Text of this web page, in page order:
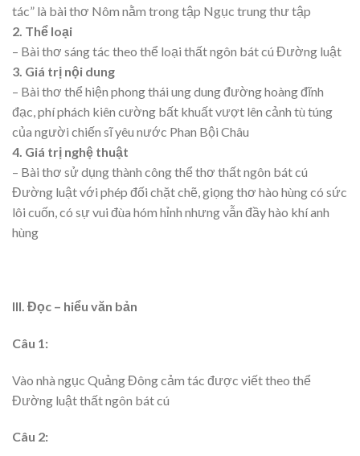
tác” là bài thơ Nôm nằm trong tập Ngục trung thư tập
2. Thể loại
– Bài thơ sáng tác theo thể loại thất ngôn bát cú Đường luật
3. Giá trị nội dung
– Bài thơ thể hiện phong thái ung dung đường hoàng đĩnh
đạc, phí phách kiên cường bất khuất vượt lên cảnh tù túng
của người chiến sĩ yêu nước Phan Bội Châu
4. Giá trị nghệ thuật
– Bài thơ sử dụng thành công thể thơ thất ngôn bát cú
Đường luật với phép đối chặt chẽ, giọng thơ hào hùng có sức
lôi cuốn, có sự vui đùa hóm hỉnh nhưng vẫn đầy hào khí anh
hùng
III. Đọc – hiểu văn bản
Câu 1:
Vào nhà ngục Quảng Đông cảm tác được viết theo thể
Đường luật thất ngôn bát cú
Câu 2: